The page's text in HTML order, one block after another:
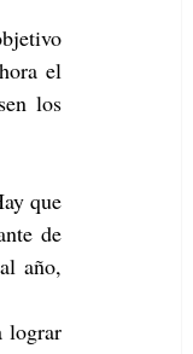
el
los
que
de
año,
lograr